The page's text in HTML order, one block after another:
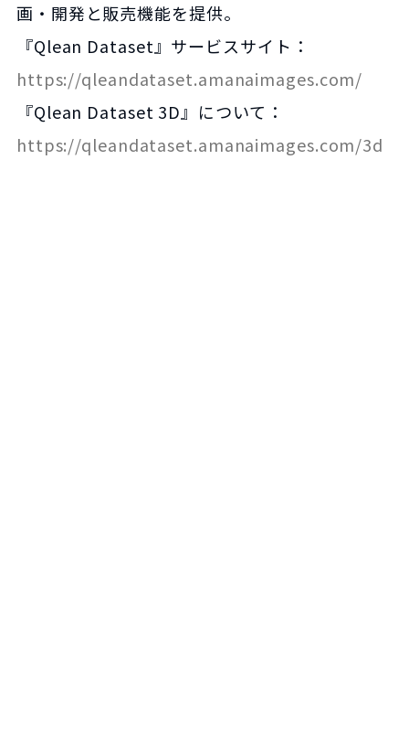
画・開発と販売機能を提供。
『Qlean Dataset』サービスサイト：
https://qleandataset.amanaimages.com/
『Qlean Dataset 3D』について：
https://qleandataset.amanaimages.com/3d